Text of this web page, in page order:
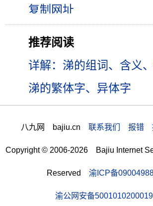
推荐阅读
详解：涕的组词、含义
涕的繁体字、异体字
八九网 bajiu.cn 联系我们 报错
Copyright © 2006-2026 Bajiu Internet
Reserved 渝ICP备
渝公网安备